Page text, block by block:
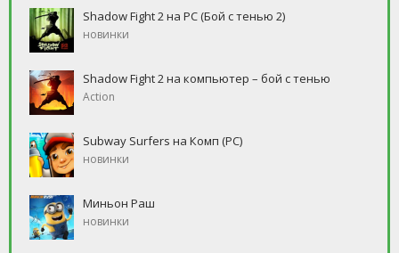
Shadow Fight 2 на PC (Бой с тенью 2)
новинки
Shadow Fight 2 на компьютер – бой с тенью
Action
Subway Surfers на Комп (PC)
новинки
Миньон Раш
новинки